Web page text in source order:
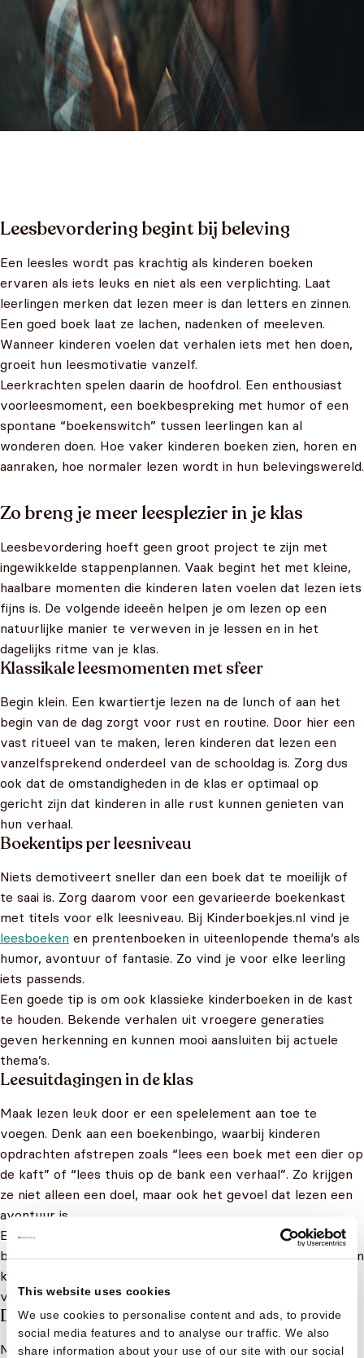
This website uses cookies
We use cookies to personalise content and ads, to provide
social media features and to analyse our traffic. We also
share information about your use of our site with our social
Leesbevordering begint bij beleving
Een leesles wordt pas krachtig als kinderen boeken
ervaren als iets leuks en niet als een verplichting. Laat
leerlingen merken dat lezen meer is dan letters en zinnen.
Een goed boek laat ze lachen, nadenken of meeleven.
Wanneer kinderen voelen dat verhalen iets met hen doen,
groeit hun leesmotivatie vanzelf.
Leerkrachten spelen daarin de hoofdrol. Een enthousiast
voorleesmoment, een boekbespreking met humor of een
spontane “boekenswitch” tussen leerlingen kan al
wonderen doen. Hoe vaker kinderen boeken zien, horen en
aanraken, hoe normaler lezen wordt in hun belevingswereld.
Zo breng je meer leesplezier in je klas
Leesbevordering hoeft geen groot project te zijn met
ingewikkelde stappenplannen. Vaak begint het met kleine,
haalbare momenten die kinderen laten voelen dat lezen iets
fijns is. De volgende ideeën helpen je om lezen op een
natuurlijke manier te verweven in je lessen en in het
dagelijks ritme van je klas.
Klassikale leesmomenten met sfeer
Begin klein. Een kwartiertje lezen na de lunch of aan het
begin van de dag zorgt voor rust en routine. Door hier een
vast ritueel van te maken, leren kinderen dat lezen een
vanzelfsprekend onderdeel van de schooldag is. Zorg dus
ook dat de omstandigheden in de klas er optimaal op
gericht zijn dat kinderen in alle rust kunnen genieten van
hun verhaal.
Boekentips per leesniveau
Niets demotiveert sneller dan een boek dat te moeilijk of
te saai is. Zorg daarom voor een gevarieerde boekenkast
met titels voor elk leesniveau. Bij Kinderboekjes.nl vind je
leesboeken en prentenboeken in uiteenlopende thema’s als
humor, avontuur of fantasie. Zo vind je voor elke leerling
iets passends.
Een goede tip is om ook klassieke kinderboeken in de kast
te houden. Bekende verhalen uit vroegere generaties
geven herkenning en kunnen mooi aansluiten bij actuele
thema’s.
Leesuitdagingen in de klas
Maak lezen leuk door er een spelelement aan toe te
voegen. Denk aan een boekenbingo, waarbij kinderen
opdrachten afstrepen zoals “lees een boek met een dier op
de kaft” of “lees thuis op de bank een verhaal”. Zo krijgen
ze niet alleen een doel, maar ook het gevoel dat lezen een
avontuur is.
Een andere vorm is de “leesketting”: elke leerling die een
boek uitleest, mag een papieren schakel toevoegen aan een
ketting die door de klas groeit. Zo wordt zichtbaar hoeveel
verhalen jullie samen hebben ontdekt.
Doeboeken en creatief lezen
Niet elk kind wordt blij van lange teksten.Doeboeken,